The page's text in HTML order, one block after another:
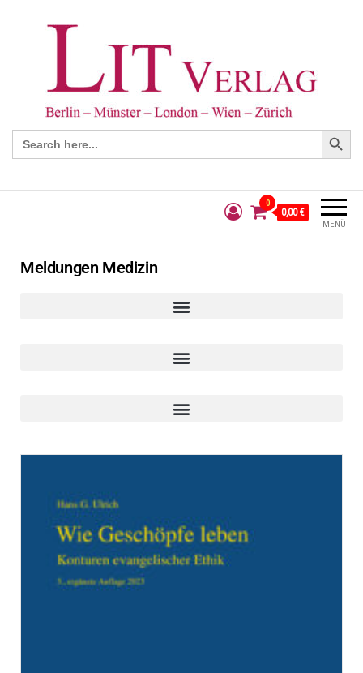
Search
for:
Search Button
MENÜ
0
0,00 €
Meldungen Medizin